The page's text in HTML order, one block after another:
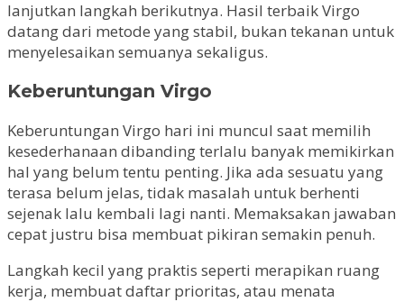
lanjutkan langkah berikutnya. Hasil terbaik Virgo
datang dari metode yang stabil, bukan tekanan untuk
menyelesaikan semuanya sekaligus.
Keberuntungan Virgo
Keberuntungan Virgo hari ini muncul saat memilih
kesederhanaan dibanding terlalu banyak memikirkan
hal yang belum tentu penting. Jika ada sesuatu yang
terasa belum jelas, tidak masalah untuk berhenti
sejenak lalu kembali lagi nanti. Memaksakan jawaban
cepat justru bisa membuat pikiran semakin penuh.
Langkah kecil yang praktis seperti merapikan ruang
kerja, membuat daftar prioritas, atau menata